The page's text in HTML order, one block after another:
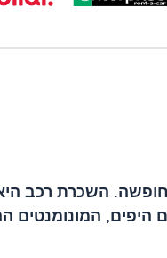
השכרת רכב
המונומנטים